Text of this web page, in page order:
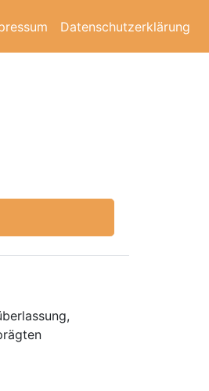
Datenschutzerklärung